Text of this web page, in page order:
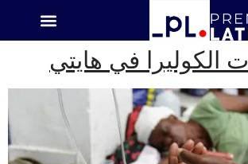
الكوليرا في هايتي